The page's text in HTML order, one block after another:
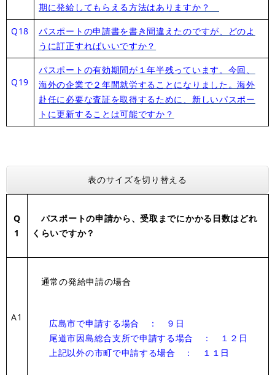
期に発給してもらえる方法はありますか？
Q18
パスポートの申請書を書き間違えたのですが、どのよ
うに訂正すればいいですか？
Q19
パスポートの有効期間が１年半残っています。今回、
海外の企業で２年間就労することになりました。海外
赴任に必要な査証を取得するために、新しいパスポー
トに更新することは可能ですか？
表のサイズを切り替える
Q
1
パスポートの申請から、受取までにかかる日数はどれ
くらいですか？
A1
通常の発給申請の場合
広島市で申請する場合 ： ９日
尾道市因島総合支所で申請する場合 ： １２日
上記以外の市町で申請する場合 ： １１日